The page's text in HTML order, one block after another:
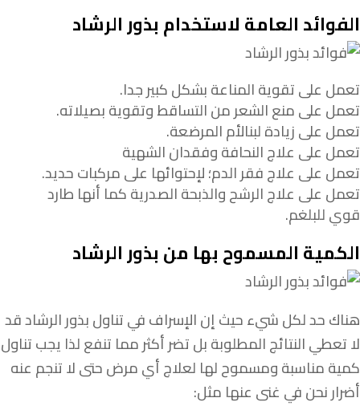
الفوائد العامة لاستخدام بذور الرشاد
تعمل على تقوية المناعة بشكل كبير جدا.
تعمل على منع الشعر من التساقط وتقوية بصيلاته.
تعمل على زيادة لبنالأم المرضعة.
تعمل على علاج النحافة وفقدان الشهية
تعمل على علاج فقر الدم؛ لإحتوائها على مركبات حديد.
تعمل على علاج الرشح والذبحة الصدرية كما أنها طارد
قوي للبلغم.
الكمية المسموح بها من بذور الرشاد
هناك حد لكل شيء حيث إن الإسراف في تناول بذور الرشاد قد
لا تعطي النتائج المطلوبة بل تضر أكثر مما تنفع لذا يجب تناول
كمية مناسبة ومسموح لها لعلاج أي مرض حتى لا تنجم عنه
أضرار نحن في غنى عنها مثل: